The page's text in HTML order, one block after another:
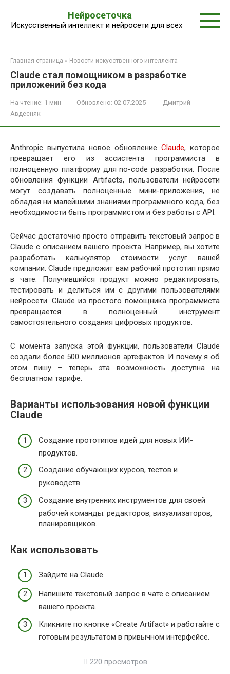
контенту
Нейросеточка
Искусственный интеллект и нейросети для всех
Главная страница » Новости искусственного интеллекта
Claude стал помощником в разработке
приложений без кода
На чтение: 1 мин Обновлено: 02.07.2025
Дмитрий
Авдесняк
Anthropic выпустила новое обновление Claude, которое
превращает его из ассистента программиста в
полноценную платформу для no-code разработки. После
обновления функции Artifacts, пользователи нейросети
могут создавать полноценные мини-приложения, не
обладая ни малейшими знаниями программного кода, без
необходимости быть программистом и без работы с API.
Сейчас достаточно просто отправить текстовый запрос в
Claude с описанием вашего проекта. Например, вы хотите
разработать калькулятор стоимости услуг вашей
компании. Claude предложит вам рабочий прототип прямо
в чате. Получившийся продукт можно редактировать,
тестировать и делиться им с другими пользователями
нейросети. Claude из простого помощника программиста
превращается в полноценный инструмент
самостоятельного создания цифровых продуктов.
С момента запуска этой функции, пользователи Claude
создали более 500 миллионов артефактов. И почему я об
этом пишу – теперь эта возможность доступна на
бесплатном тарифе.
Варианты использования новой функции
Claude
Создание прототипов идей для новых ИИ-
продуктов.
Создание обучающих курсов, тестов и
руководств.
Создание внутренних инструментов для своей
рабочей команды: редакторов, визуализаторов,
планировщиков.
Как использовать
Зайдите на Claude.
Напишите текстовый запрос в чате с описанием
вашего проекта.
Кликните по кнопке «Create Artifact» и работайте с
готовым результатом в привычном интерфейсе.
220 просмотров